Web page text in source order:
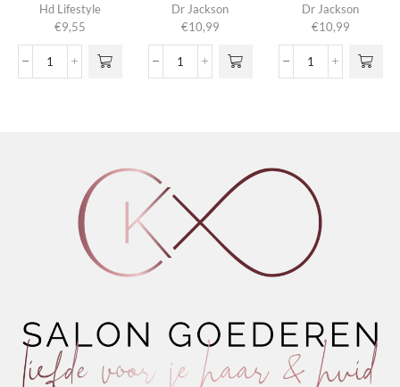
Hd Lifestyle
€9,55
Smoothing
Dr Jackson
€10,99
Hairgum
Dr Jackson
€10,99
Matt